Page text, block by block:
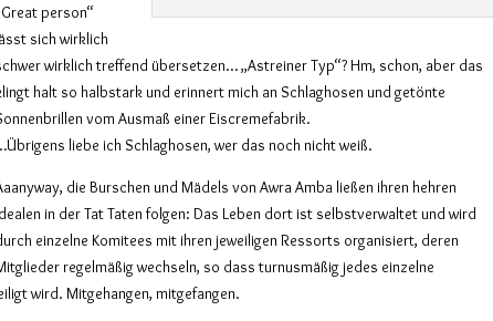
person“
sich wirklich
wirklich treffend übersetzen… „Astreiner Typ“? Hm, schon, aber das
halt so halbstark und erinnert mich an Schlaghosen und getönte
vom Ausmaß einer Eiscremefabrik.
liebe ich Schlaghosen, wer das noch nicht weiß.
die Burschen und Mädels von Awra Amba ließen ihren hehren
in der Tat Taten folgen: Das Leben dort ist selbstverwaltet und wird
einzelne Komitees mit ihren jeweiligen Ressorts organisiert, deren
regelmäßig wechseln, so dass turnusmäßig jedes einzelne
wird. Mitgehangen, mitgefangen.